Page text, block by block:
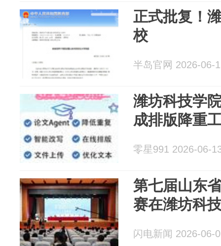
正式批复！
校
半岛官网 2026-06-
潍坊科技学
成排版降重
零星991 2026-06-
第七届山东
赛在潍坊科
闪电新闻 2026-06-